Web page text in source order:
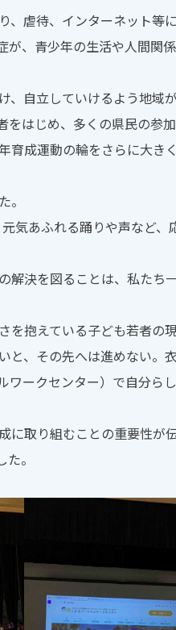
虐待、インターネット等
、青少年の生活や人間関
自立していけるよう地域
はじめ、多くの県民の参
成運動の輪をさらに大き
気あふれる踊りや声など、
決を図ることは、私たち
抱えている子ども若者の
と、その先へは進めない。
ークセンター）で自分ら
取り組むことの重要性が伝
。